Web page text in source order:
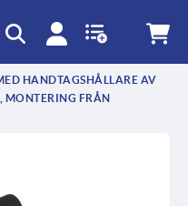
HANDTAGSHÅLLARE AV
MONTERING FRÅN